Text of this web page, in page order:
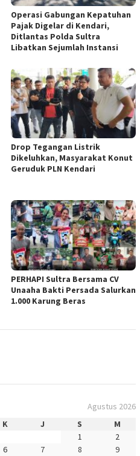
Operasi Gabungan Kepatuhan
Pajak Digelar di Kendari,
Ditlantas Polda Sultra
Libatkan Sejumlah Instansi
Drop Tegangan Listrik
Dikeluhkan, Masyarakat Konut
Geruduk PLN Kendari
PERHAPI Sultra Bersama CV
Unaaha Bakti Persada Salurkan
1.000 Karung Beras
Agustus 2026
K J S
M
1
2
6 7 8
9